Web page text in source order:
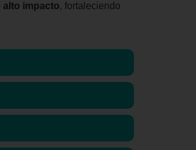
alto impacto, fortaleciendo